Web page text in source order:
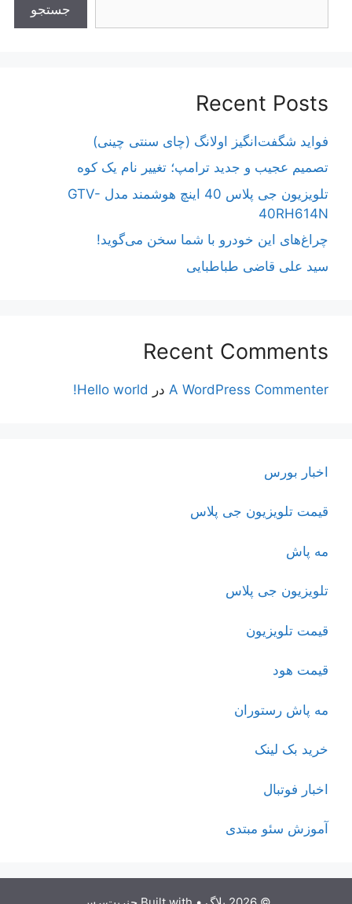
جستجو
Recent Posts
فواید شگفت‌انگیز اولانگ (چای سنتی چینی)
تصمیم عجیب و جدید ترامپ؛ تغییر نام یک کوه
تلویزیون جی پلاس 40 اینچ هوشمند مدل GTV-
40RH614N
چراغ‌های این خودرو با شما سخن می‌گوید!
سید علی قاضی طباطبایی
Recent Comments
A WordPress Commenter در Hello world!
اخبار بورس
قیمت تلویزیون جی پلاس
مه پاش
تلویزیون جی پلاس
قیمت تلویزیون
قیمت هود
مه پاش رستوران
خرید بک لینک
اخبار فوتبال
آموزش سئو مبتدی